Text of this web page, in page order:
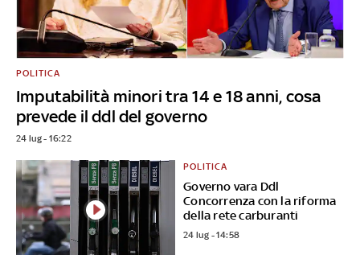
Imputabilità minori tra 14 e 18 anni, cosa
prevede il ddl del governo
POLITICA
24 lug - 16:22
Governo vara Ddl
Concorrenza con la riforma
della rete carburanti
POLITICA
24 lug - 14:58